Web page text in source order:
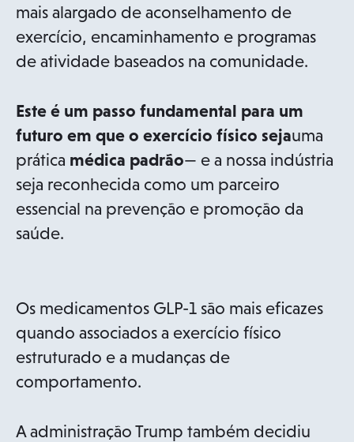
mais alargado de aconselhamento de
exercício, encaminhamento e programas
de atividade baseados na comunidade.
Este é um passo fundamental para um
futuro em que o exercício físico sejauma
prática médica padrão— e a nossa indústria
seja reconhecida como um parceiro
essencial na prevenção e promoção da
saúde.
Os medicamentos GLP-1 são mais eficazes
quando associados a exercício físico
estruturado e a mudanças de
comportamento.
A administração Trump também decidiu